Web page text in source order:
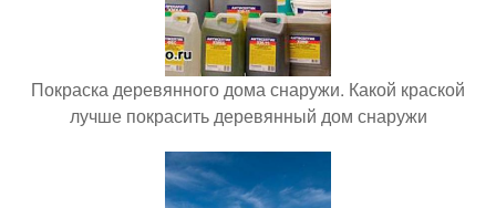
Покраска деревянного дома снаружи. Какой краской
лучше покрасить деревянный дом снаружи